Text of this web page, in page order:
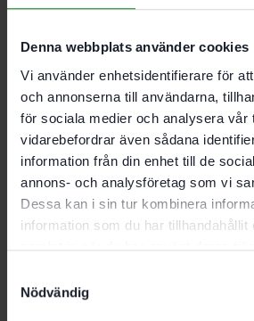
Denna webbplats använder cookies
Vi använder enhetsidentifierare för
och annonserna till användarna,
för sociala medier och analysera vår
vidarebefordrar även sådana
information från din enhet till de
annons- och analysföretag som vi
Dessa kan i sin tur kombinera
information som du har tillhandahållit
Nödvändig
monteras i fräsbordet utan
handöverfräsar
Beskrivning Recensioner (0)
För eftermontering i Alla OF 1400-
Bli först med att recensera ”Festool